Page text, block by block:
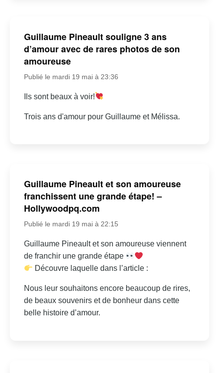
Guillaume Pineault souligne 3 ans
d’amour avec de rares photos de son
amoureuse
Publié le mardi 19 mai à 23:36
Ils sont beaux à voir!
Trois ans d'amour pour Guillaume et Mélissa.
Guillaume Pineault et son amoureuse
franchissent une grande étape! –
Hollywoodpq.com
Publié le mardi 19 mai à 22:15
Guillaume Pineault et son amoureuse viennent
de franchir une grande étape
Découvre laquelle dans l’article :
Nous leur souhaitons encore beaucoup de rires,
de beaux souvenirs et de bonheur dans cette
belle histoire d’amour.